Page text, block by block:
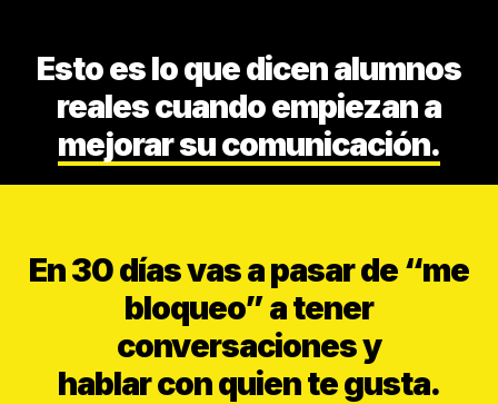
Esto es lo que dicen alumnos
reales cuando empiezan a
mejorar su comunicación.
En 30 días vas a pasar de “me
bloqueo” a tener
conversaciones y
hablar con quien te gusta.